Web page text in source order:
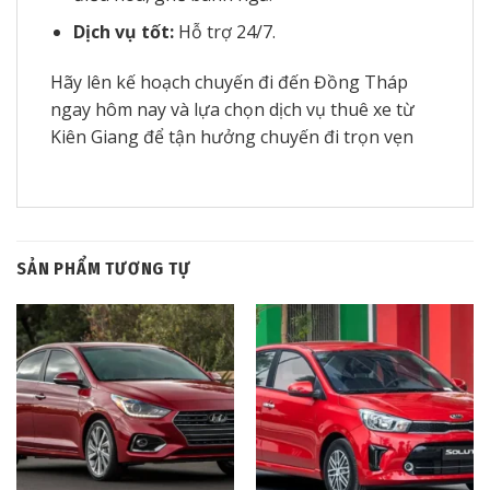
Dịch vụ tốt:Hỗ trợ 24/7.
Hãy lên kế hoạch chuyến đi đến Đồng Tháp
ngay hôm nay và lựa chọn dịch vụ thuê xe từ
Kiên Giang để tận hưởng chuyến đi trọn vẹn
SẢN PHẨM TƯƠNG TỰ